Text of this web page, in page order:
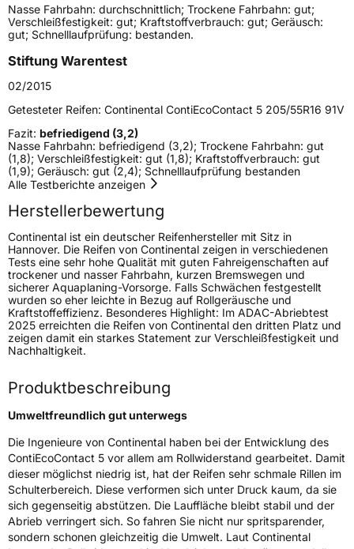
FahrzeugtypPKW
Verwendung
Sommerreifen
ModellnameContiEcoContact 5
Fahrzeugart
Weitere Eigenschaften
SchlauchtypTL
ZustandNeureifen
Verstärkt XL
FelgenschutzFR
Empfohlen für JaguarJ
EU Label
EffizienzB
Nasshaftung
Rollgeräusch (Klasse) B
Rollgeräusch (dB) 72
Fahrzeugklasse C1
Nasse Fahrbahn: durchschnittlich; Trockene Fahrbahn: gut;
Verschleißfestigkeit: gut; Kraftstoffverbrauch: gut; Geräusch:
gut; Schnelllaufprüfung: bestanden.
Stiftung Warentest
02/2015
Getesteter Reifen: Continental ContiEcoContact 5 205/55R16 91V
Fazit: befriedigend (3,2)
Nasse Fahrbahn: befriedigend (3,2); Trockene Fahrbahn: gut
(1,8); Verschleißfestigkeit: gut (1,8); Kraftstoffverbrauch: gut
(1,9); Geräusch: gut (2,4); Schnelllaufprüfung bestanden
Alle Testberichte anzeigen
Herstellerbewertung
Continental ist ein deutscher Reifenhersteller mit Sitz in
Hannover. Die Reifen von Continental zeigen in verschiedenen
Tests eine sehr hohe Qualität mit guten Fahreigenschaften auf
trockener und nasser Fahrbahn, kurzen Bremswegen und
sicherer Aquaplaning-Vorsorge. Falls Schwächen festgestellt
wurden so eher leichte in Bezug auf Rollgeräusche und
Kraftstoffeffizienz. Besonderes Highlight: Im ADAC-Abriebtest
2025 erreichten die Reifen von Continental den dritten Platz und
zeigen damit ein starkes Statement zur Verschleißfestigkeit und
Nachhaltigkeit.
Produktbeschreibung
Umweltfreundlich gut unterwegs
Die Ingenieure von Continental haben bei der Entwicklung des
ContiEcoContact 5 vor allem am Rollwiderstand gearbeitet. Damit
dieser möglichst niedrig ist, hat der Reifen sehr schmale Rillen im
Schulterbereich. Diese verformen sich unter Druck kaum, da sie
sich gegenseitig abstützen. Die Lauffläche bleibt stabil und der
Abrieb verringert sich. So fahren Sie nicht nur spritsparender,
sondern schonen gleichzeitig die Umwelt. Laut Continental